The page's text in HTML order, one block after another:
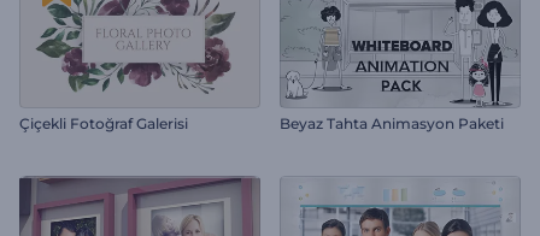
Çiçekli Fotoğraf Galerisi Beyaz Tahta Animasyon Paketi